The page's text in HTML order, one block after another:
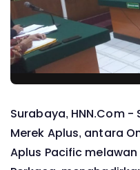
Surabaya, HNN.Com -
Merek Aplus, antara
Aplus Pacific